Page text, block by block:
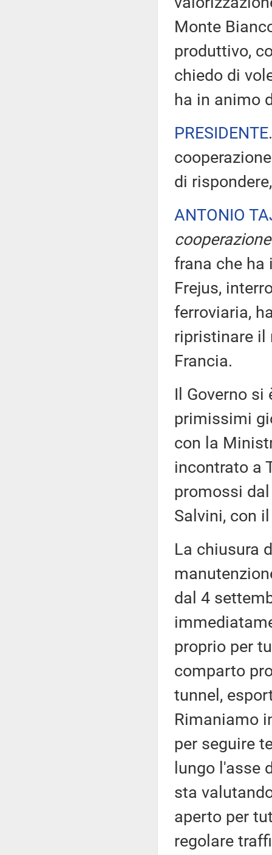
Monte
produttivo,
chiedo di
ha in animo
PRESIDENTE
di
ANTONIO
frana che ha
Frejus,
ferroviaria,
ripristinare il
Francia.
Il Governo
primissimi
con la
incontrato a
promossi
Salvini, con
La chiusura
dal 4
proprio per
comparto
tunnel,
Rimaniamo
per seguire
lungo l'asse
sta
aperto per
regolare